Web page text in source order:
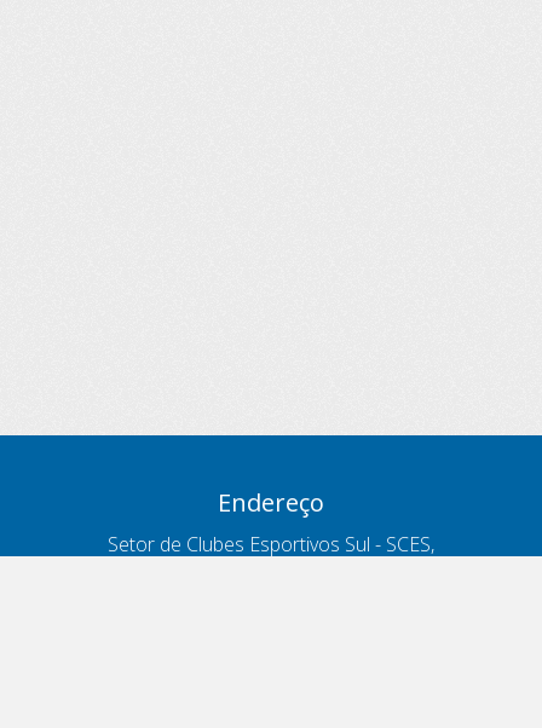
Endereço
Setor de Clubes Esportivos Sul - SCES,